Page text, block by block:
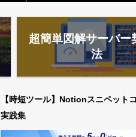
超簡単図解サーバー
法
【時短ツール】Notionスニペット
実践集